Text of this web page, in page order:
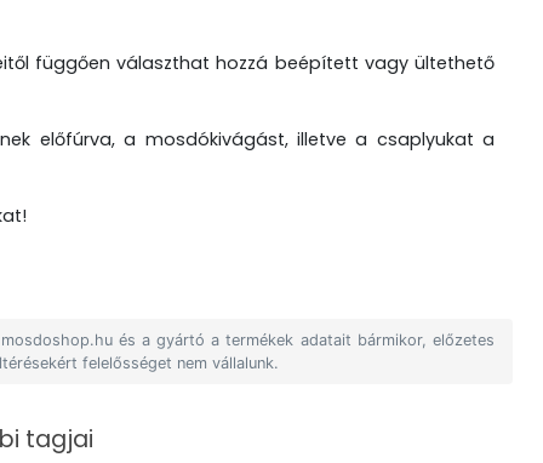
függően választhat hozzá beépített vagy ültethető
előfúrva, a mosdókivágást, illetve a csaplyukat a
és a gyártó a termékek adatait bármikor, előzetes
felelősséget nem vállalunk.
tagjai